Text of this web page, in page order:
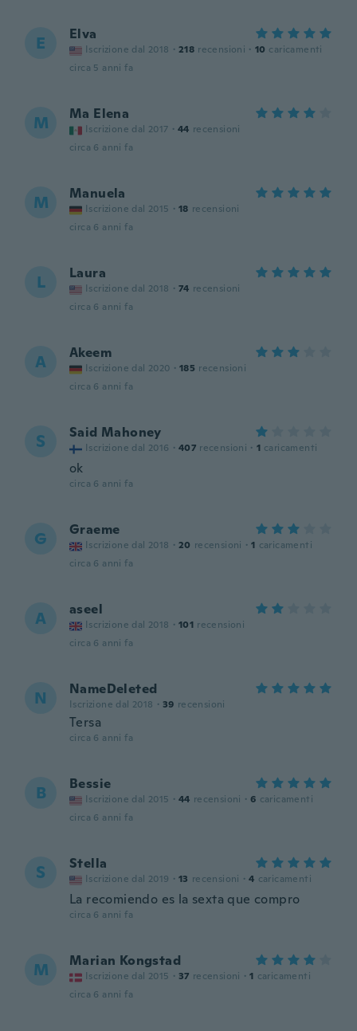
E Elva
Iscrizione dal 2018 · 218 recensioni · 10 caricamenti
circa 5 anni fa
M Ma Elena
Iscrizione dal 2017 · 44 recensioni
circa 6 anni fa
M Manuela
Iscrizione dal 2015 · 18 recensioni
circa 6 anni fa
L Laura
Iscrizione dal 2018 · 74 recensioni
circa 6 anni fa
A Akeem
Iscrizione dal 2020 · 185 recensioni
circa 6 anni fa
S Said Mahoney
Iscrizione dal 2016 · 407 recensioni · 1 caricamenti
ok
circa 6 anni fa
G Graeme
Iscrizione dal 2018 · 20 recensioni · 1 caricamenti
circa 6 anni fa
A aseel
Iscrizione dal 2018 · 101 recensioni
circa 6 anni fa
N NameDeleted
Iscrizione dal 2018 · 39 recensioni
Tersa
circa 6 anni fa
B Bessie
Iscrizione dal 2015 · 44 recensioni · 6 caricamenti
circa 6 anni fa
S Stella
Iscrizione dal 2019 · 13 recensioni · 4 caricamenti
La recomiendo es la sexta que compro
circa 6 anni fa
M Marian Kongstad
Iscrizione dal 2015 · 37 recensioni · 1 caricamenti
circa 6 anni fa